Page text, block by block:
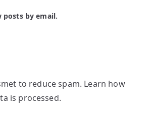
posts by email.
to reduce spam. Learn how
is processed.